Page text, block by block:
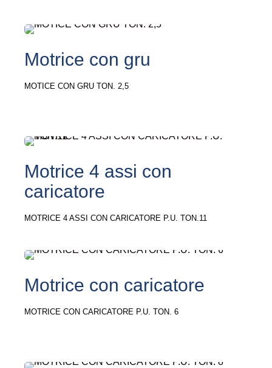
Motrice con gru
MOTICE CON GRU TON. 2,5
Motrice 4 assi con
caricatore
MOTRICE 4 ASSI CON CARICATORE P.U. TON.11
Motrice con caricatore
MOTRICE CON CARICATORE P.U. TON. 6